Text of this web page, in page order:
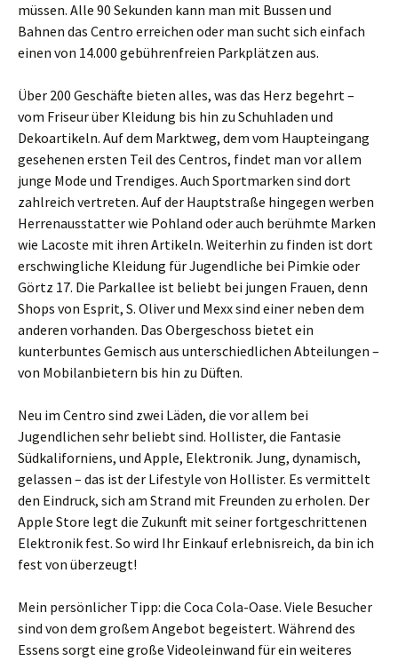
müssen. Alle 90 Sekunden kann man mit Bussen und
Bahnen das Centro erreichen oder man sucht sich einfach
einen von 14.000 gebührenfreien Parkplätzen aus.
Über 200 Geschäfte bieten alles, was das Herz begehrt –
vom Friseur über Kleidung bis hin zu Schuhladen und
Dekoartikeln. Auf dem Marktweg, dem vom Haupteingang
gesehenen ersten Teil des Centros, findet man vor allem
junge Mode und Trendiges. Auch Sportmarken sind dort
zahlreich vertreten. Auf der Hauptstraße hingegen werben
Herrenausstatter wie Pohland oder auch berühmte Marken
wie Lacoste mit ihren Artikeln. Weiterhin zu finden ist dort
erschwingliche Kleidung für Jugendliche bei Pimkie oder
Görtz 17. Die Parkallee ist beliebt bei jungen Frauen, denn
Shops von Esprit, S. Oliver und Mexx sind einer neben dem
anderen vorhanden. Das Obergeschoss bietet ein
kunterbuntes Gemisch aus unterschiedlichen Abteilungen –
von Mobilanbietern bis hin zu Düften.
Neu im Centro sind zwei Läden, die vor allem bei
Jugendlichen sehr beliebt sind. Hollister, die Fantasie
Südkaliforniens, und Apple, Elektronik. Jung, dynamisch,
gelassen – das ist der Lifestyle von Hollister. Es vermittelt
den Eindruck, sich am Strand mit Freunden zu erholen. Der
Apple Store legt die Zukunft mit seiner fortgeschrittenen
Elektronik fest. So wird Ihr Einkauf erlebnisreich, da bin ich
fest von überzeugt!
Mein persönlicher Tipp: die Coca Cola-Oase. Viele Besucher
sind von dem großem Angebot begeistert. Während des
Essens sorgt eine große Videoleinwand für ein weiteres